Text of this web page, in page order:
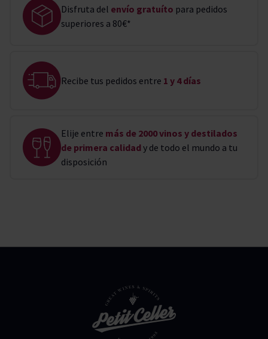
Disfruta del envío gratuíto para pedidos
superiores a 80€*
Recibe tus pedidos entre 1 y 4 días
Elije entre más de 2000 vinos y destilados
de primera calidady de todo el mundo a tu
disposición